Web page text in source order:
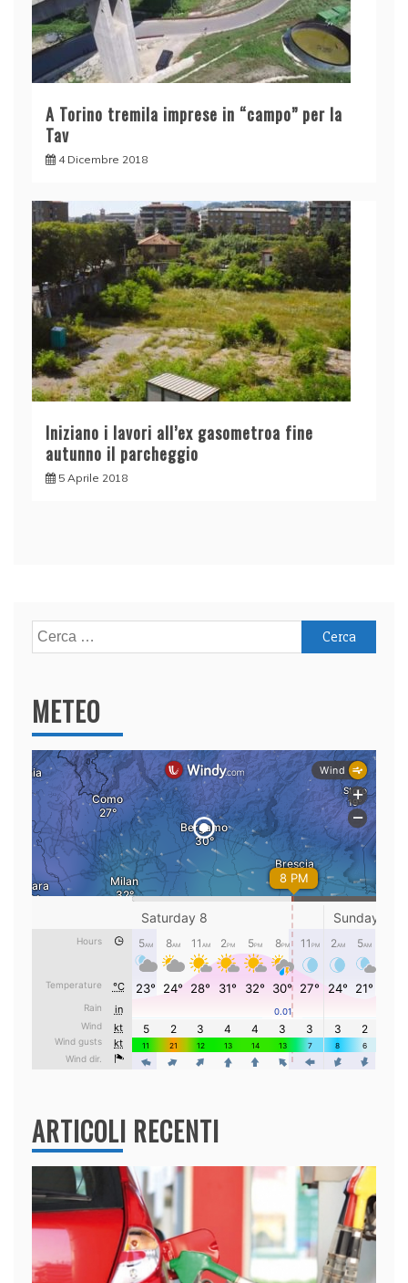
A Torino tremila imprese in “campo” per la
Tav
4 Dicembre 2018
Iniziano i lavori all’ex gasometroa fine
autunno il parcheggio
5 Aprile 2018
Ricerca
per:
METEO
ARTICOLI RECENTI